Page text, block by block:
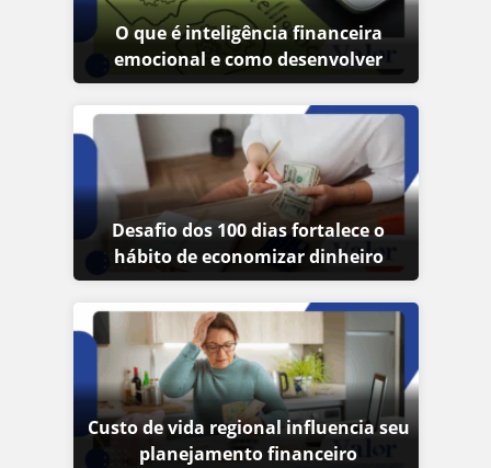
O que é inteligência financeira
emocional e como desenvolver
Desafio dos 100 dias fortalece o
hábito de economizar dinheiro
Custo de vida regional influencia seu
planejamento financeiro